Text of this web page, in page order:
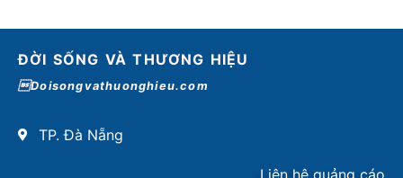
ĐỜI SỐNG VÀ THƯƠNG HIỆU
Doisongvathuonghieu.com
TP. Đà Nẵng
Liên hệ quảng cáo